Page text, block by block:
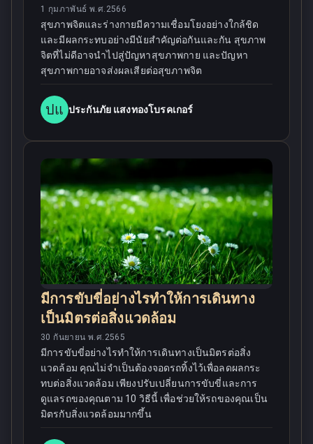
1 กุมภาพันธ์ พ.ศ.2566
สุขภาพจิตและร่างกายมีความเชื่อมโยงอย่างใกล้ชิด
และมีผลกระทบอย่างมีนัยสำคัญต่อกันและกัน สุขภาพ
จิตที่ไม่ดีอาจนำไปสู่ปัญหาสุขภาพกาย และปัญหา
สุขภาพกายอาจส่งผลเสียต่อสุขภาพจิต
ปแ ประกันภัย แสงทองโบรคเกอร์
มีการขับขี่อย่างไรทำให้การเดินทาง
เป็นมิตรต่อสิ่งแวดล้อม
30 กันยายน พ.ศ.2565
มีการขับขี่อย่างไรทำให้การเดินทางเป็นมิตรต่อสิ่ง
แวดล้อม คุณไม่จำเป็นต้องจอดรถทิ้งไว้เพื่อลดผลกระ
ทบต่อสิ่งแวดล้อม เพียงปรับเปลี่ยนการขับขี่และการ
ดูแลรถของคุณตาม 10 วิธีนี้ เพื่อช่วยให้รถของคุณเป็น
มิตรกับสิ่งแวดล้อมมากขึ้น